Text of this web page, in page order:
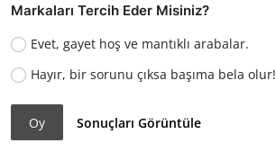
Markaları Tercih Eder Misiniz?
Evet, gayet hoş ve mantıklı arabalar.
Hayır, bir sorunu çıksa başıma bela olur!
Oy Sonuçları Görüntüle